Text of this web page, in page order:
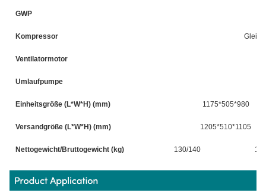
GWP
Kompressor
Ventilatormotor
Umlaufpumpe
Einheitsgröße (L*W*H) (mm) 1175*505*980
Versandgröße (L*W*H) (mm) 1205*510*1105
Nettogewicht/Bruttogewicht (kg) 130/140